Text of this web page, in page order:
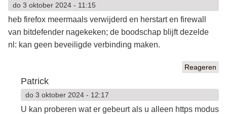
do 3 oktober 2024 - 11:15
heb firefox meermaals verwijderd en herstart en firewall
van bitdefender nagekeken; de boodschap blijft dezelde
nl: kan geen beveiligde verbinding maken.
Reageren
Patrick
do 3 oktober 2024 - 12:17
U kan proberen wat er gebeurt als u alleen https modus